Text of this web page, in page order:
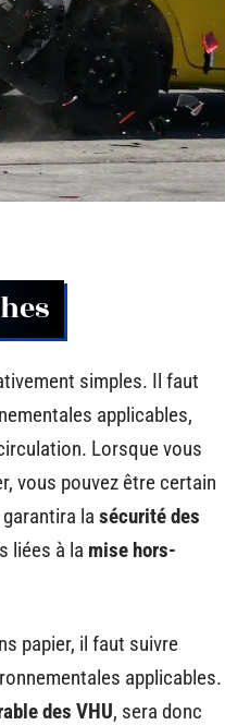
simples. Il faut
applicables,
Lorsque vous
vous pouvez être certain
la sécurité des
liées à la mise hors-
papier, il faut suivre
applicables.
des VHU, sera donc